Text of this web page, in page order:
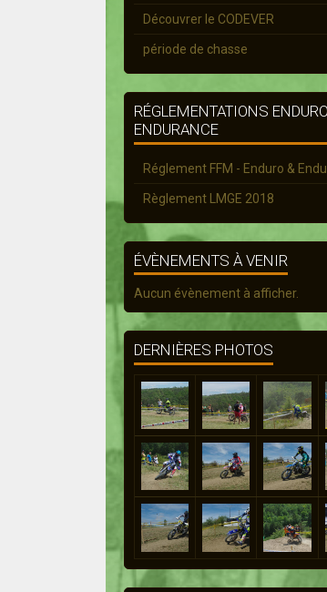
Découvrer le CODEVER
période de chasse
RÉGLEMENTATIONS
ENDURANCE
Réglement FFM - Enduro &
Règlement LMGE 2018
ÉVÈNEMENTS À VENIR
Aucun évènement à afficher.
DERNIÈRES PHOTOS